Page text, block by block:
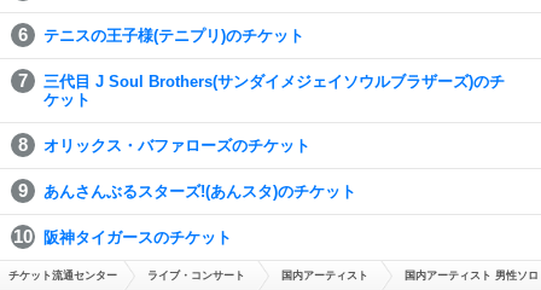
テニスの王子様(テニプリ)のチケット
三代目 J Soul Brothers(サンダイメジェイソウルブラザーズ)のチ
ケット
オリックス・バファローズのチケット
あんさんぶるスターズ!(あんスタ)のチケット
阪神タイガースのチケット
チケット流通センター ライブ・コンサート 国内アーティスト 国内アーティスト 男性ソロ